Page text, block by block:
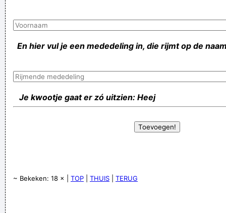
En hier vul je een mededeling in, die rijmt op de
Je kwootje gaat er zó uitzien: Heej
~ Bekeken: 18 × | TOP THUIS TERUG